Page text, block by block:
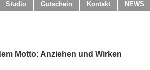
Studio Gutschein Kontakt NEWS
Motto: Anziehen und Wirken